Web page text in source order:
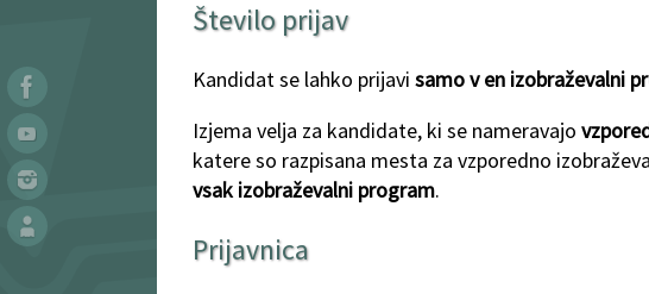
Število prijav
Kandidat se lahko prijavi samo v en izobraževalni
Izjema velja za kandidate, ki se nameravajo
katere so razpisana mesta za vzporedno
vsak izobraževalni program.
Prijavnica